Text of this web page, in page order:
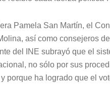
Pamela San Martín, el
así como consejeros
del INE subrayó que el
no sólo por sus
porque ha logrado que el